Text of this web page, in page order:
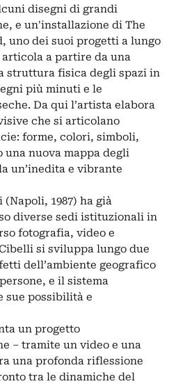
disegni di grandi
e un'installazione di The
uno dei suoi progetti a lungo
a partire da una
struttura fisica degli spazi in
più minuti e le
Da qui l’artista elabora
che si articolano
forme, colori, simboli,
nuova mappa degli
un’inedita e vibrante
1987) ha già
diverse sedi istituzionali in
fotografia, video e
si sviluppa lungo due
dell’ambiente geografico
e il sistema
sue possibilità e
un progetto
– tramite un video e una
una profonda riflessione
tra le dinamiche del